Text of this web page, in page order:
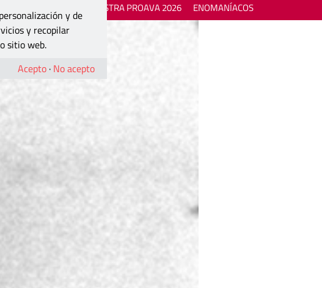
MOSTRA PROAVA 2026 ENOMANÍACOS
y de
y recopilar
sitio web.
Acepto · No acepto